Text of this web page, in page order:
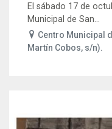
El sábado 17 de
Municipal de San...
Centro Municipal
Martín Cobos, s/n).